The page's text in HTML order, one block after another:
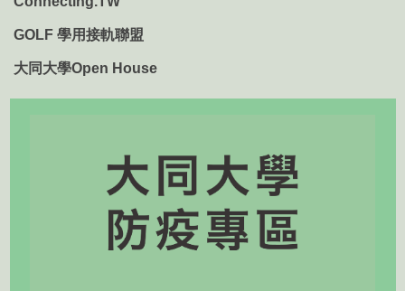
GOLF 學用接軌聯盟
大同大學Open House